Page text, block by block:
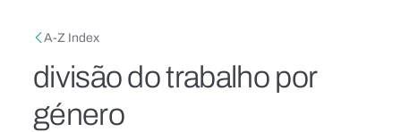
Breadcrumb
A-Z Index
divisão do trabalho por
género